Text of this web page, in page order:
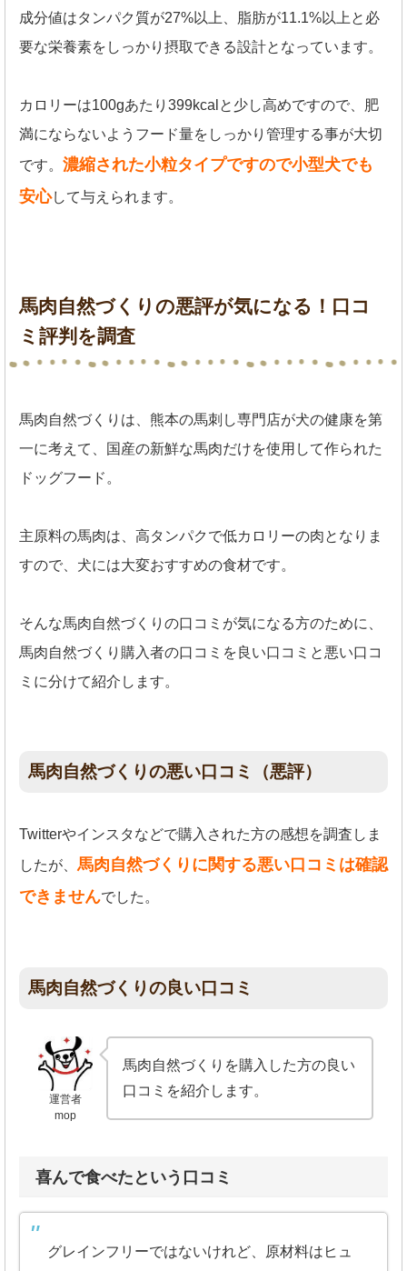
成分値はタンパク質が27%以上、脂肪が11.1%以上と必
要な栄養素をしっかり摂取できる設計となっています。
カロリーは100gあたり399kcalと少し高めですので、肥
満にならないようフード量をしっかり管理する事が大切
です。 濃縮された小粒タイプですので小型犬でも
安心して与えられます。
馬肉自然づくりの悪評が気になる！口コ
ミ評判を調査
馬肉自然づくりは、熊本の馬刺し専門店が犬の健康を第
一に考えて、国産の新鮮な馬肉だけを使用して作られた
ドッグフード。
主原料の馬肉は、高タンパクで低カロリーの肉となりま
すので、犬には大変おすすめの食材です。
そんな馬肉自然づくりの口コミが気になる方のために、
馬肉自然づくり購入者の口コミを良い口コミと悪い口コ
ミに分けて紹介します。
馬肉自然づくりの悪い口コミ（悪評）
Twitterやインスタなどで購入された方の感想を調査しま
したが、 馬肉自然づくりに関する悪い口コミは確認
できませんでした。
馬肉自然づくりの良い口コミ
運営者
mop
馬肉自然づくりを購入した方の良い
口コミを紹介します。
喜んで食べたという口コミ
グレインフリーではないけれど、原材料はヒュ